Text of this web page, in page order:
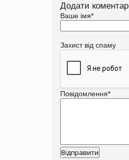
Додати коментар
Ваше імя*
Захист від спаму
Повідомлення*